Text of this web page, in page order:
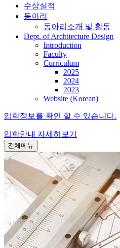
수상실적
동아리
동아리소개 및 활동
Dept. of Architecture Design
Introduction
Faculty
Curriculum
2025
2024
2023
Website (Korean)
입학정보를 확인 할 수 있습니다.
입학안내 자세히보기
전체메뉴